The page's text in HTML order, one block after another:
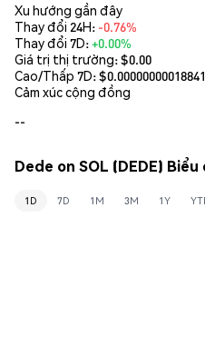
Xu hướng gần đây
Thay đổi 24H: -0.76%
Thay đổi 7D:+0.00%
Giá trị thị trường:$0.00
Cao/Thấp 7D: $
Cảm xúc cộng đồng
--
Dede on SOL (DEDE)
1D 7D 1M 3M 1Y